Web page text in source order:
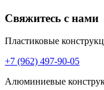
Свяжитесь с нами
Пластиковые
+7 (962) 497-90-05
Алюминиевые